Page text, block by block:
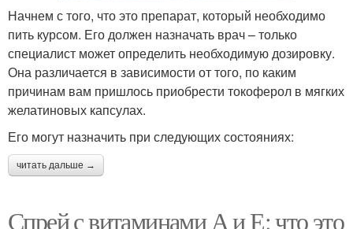
Начнем с того, что это препарат, который необходимо
пить курсом. Его должен назначать врач – только
специалист может определить необходимую дозировку.
Она различается в зависимости от того, по каким
причинам вам пришлось приобрести токоферол в мягких
желатиновых капсулах.
Его могут назначить при следующих состояниях:
читать дальше →
Спрей с витаминами А и Е: что это